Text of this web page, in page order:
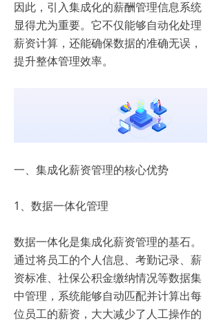
因此，引入集成化的薪酬管理信息系统
显得尤为重要。它不仅能够自动化处理
薪资计算，还能确保数据的准确无误，
提升整体管理效率。
一、集成化薪资管理的核心优势
1、数据一体化管理
数据一体化是集成化薪资管理的基石。
通过将员工的个人信息、考勤记录、薪
资标准、社保公积金缴纳情况等数据集
中管理，系统能够自动匹配并计算出每
位员工的薪资，大大减少了人工操作的